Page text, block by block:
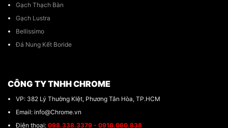
Gạch Thạch Bàn
Gạch Lustra
Bellissimo
Đá Nung Kết Boride
CÔNG TY TNHH CHROME
VP: 382 Lý Thường KIệt, Phương Tân Hòa, TP.HCM
Email: info@Chrome.vn
Điện thoại: 098.338.3379 - 0918.060.838